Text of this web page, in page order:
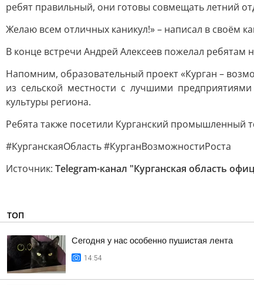
ребят правильный, они готовы совмещать летний
Желаю всем отличных каникул!» – написал в своём
В конце встречи Андрей Алексеев пожелал ребятам
Напомним, образовательный проект «Курган –
из сельской местности с лучшими
культуры региона.
Ребята также посетили Курганский промышленный
#КурганскаяОбласть #КурганВозможностиРоста
Источник: Telegram-канал "Курганская область
ТОП
Сегодня у нас особенно пушистая лента
14:54